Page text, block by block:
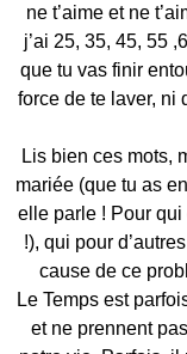
ne t’aime et ne
j’ai 25, 35, 45, 55
que tu vas finir
force de te laver, ni
Lis bien ces mots,
mariée (que tu as
elle parle ! Pour
!), qui pour
cause de ce
Le Temps est
et ne prennent